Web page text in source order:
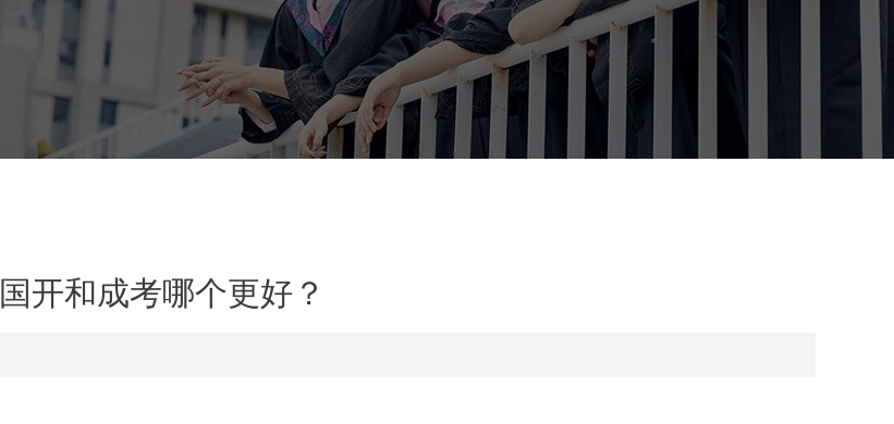
​国开和成考哪个更好？